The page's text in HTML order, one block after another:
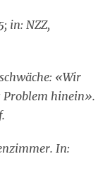
in: NZZ,
«Wir
Problem hinein».
In: